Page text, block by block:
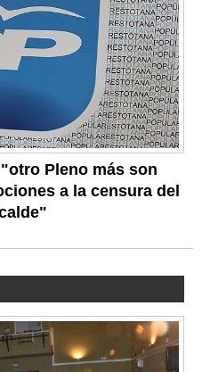
Pleno más son
a la censura del